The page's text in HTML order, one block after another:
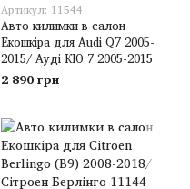
Артикул: 11544
Авто килимки в салон
Екошкіра для Audi Q7 2005-
2015/ Ауді КЮ 7 2005-2015
2 890 грн